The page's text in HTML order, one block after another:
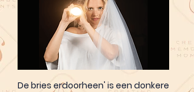
De bries erdoorheen' is een donkere